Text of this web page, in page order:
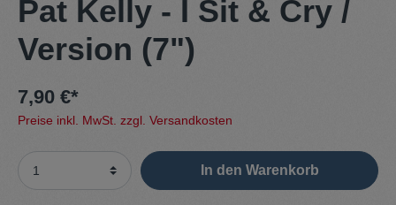
Pat Kelly - I Sit & Cry /
Version (7")
7,90 €*
Preise inkl. MwSt. zzgl. Versandkosten
In den Warenkorb